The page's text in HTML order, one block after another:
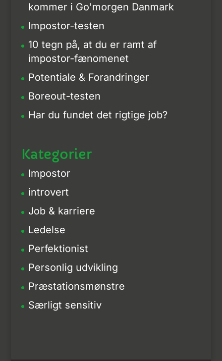
kommer i Go'morgen Danmark
Impostor-testen
10 tegn på, at du er ramt af
impostor-fænomenet
Potentiale & Forandringer
Boreout-testen
Har du fundet det rigtige job?
Kategorier
Impostor
introvert
Job & karriere
Ledelse
Perfektionist
Personlig udvikling
Præstationsmønstre
Særligt sensitiv